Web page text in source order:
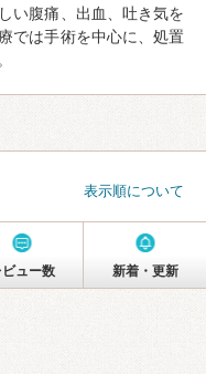
い腹痛、出血、吐き気を
では手術を中心に、処置
表示順について
ビュー数 新着・更新